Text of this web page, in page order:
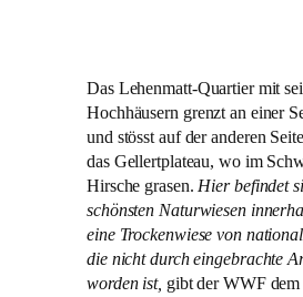
Das Lehenmatt-Quartier mit
Hochhäusern grenzt an einer
und stösst auf der anderen
das Gellertplateau, wo im
Hirsche grasen.Hier befindet
schönsten Naturwiesen
eine Trockenwiese von
die nicht durch eingebrachte
worden ist, gibt der WWF dem